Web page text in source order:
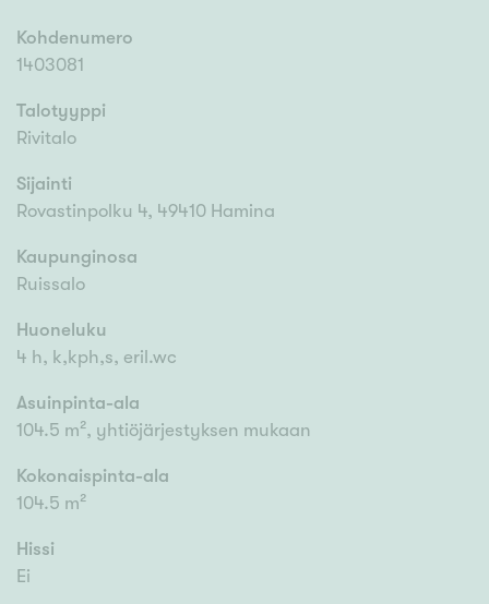
Kohdenumero
1403081
Talotyyppi
Rivitalo
Sijainti
Rovastinpolku 4, 49410 Hamina
Kaupunginosa
Ruissalo
Huoneluku
4 h, k,kph,s, eril.wc
Asuinpinta-ala
104.5 m², yhtiöjärjestyksen mukaan
Kokonaispinta-ala
104.5 m²
Hissi
Ei